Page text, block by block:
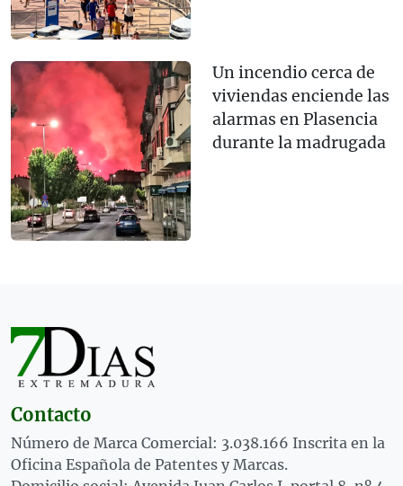
Un incendio cerca de
viviendas enciende las
alarmas en Plasencia
durante la madrugada
Contacto
Número de Marca Comercial: 3.038.166 Inscrita en la
Oficina Española de Patentes y Marcas.